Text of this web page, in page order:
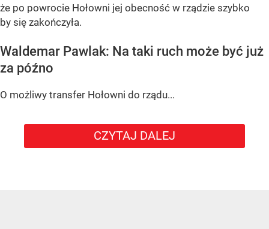
że po powrocie Hołowni jej obecność w rządzie szybko
by się zakończyła.
Waldemar Pawlak: Na taki ruch może być już
za późno
O możliwy transfer Hołowni do rządu...
CZYTAJ DALEJ